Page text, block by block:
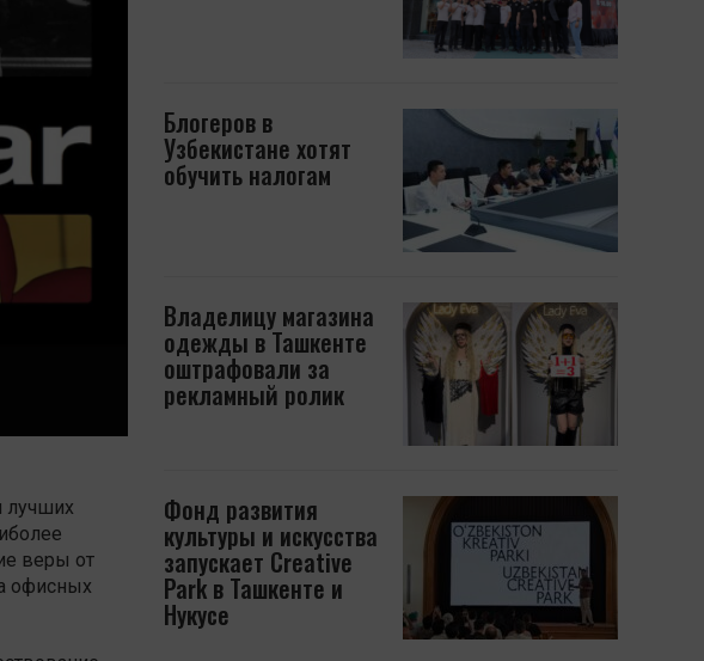
лучших
веры от
офисных
Блогеров в
Узбекистане хотят
обучить налогам
Владелицу магазина
одежды в Ташкенте
оштрафовали за
рекламный ролик
Фонд развития
культуры и искусства
запускает Creative
Park в Ташкенте и
Нукусе